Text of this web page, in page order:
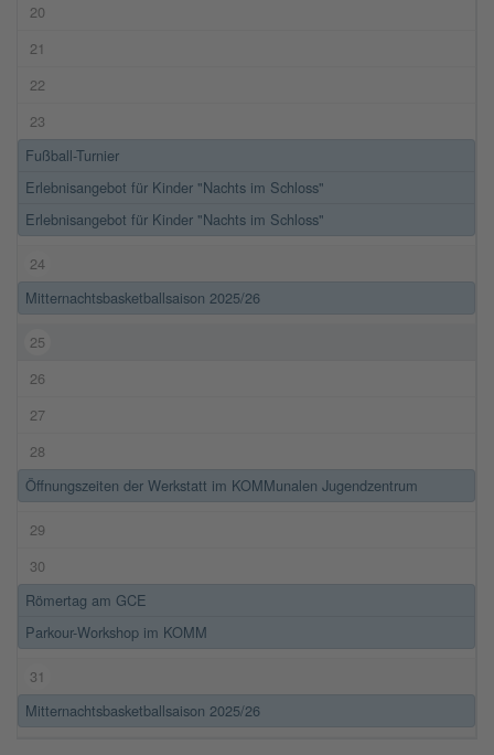
20
21
22
23
Fußball-Turnier
Erlebnisangebot für Kinder "Nachts im Schloss"
Erlebnisangebot für Kinder "Nachts im Schloss"
24
Mitternachtsbasketballsaison 2025/26
25
26
27
28
Öffnungszeiten der Werkstatt im KOMMunalen Jugendzentrum
29
30
Römertag am GCE
Parkour-Workshop im KOMM
31
Mitternachtsbasketballsaison 2025/26